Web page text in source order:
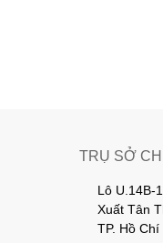
TRỤ SỞ
Lô U.14B-
Xuất Tân
TP. Hồ Chí